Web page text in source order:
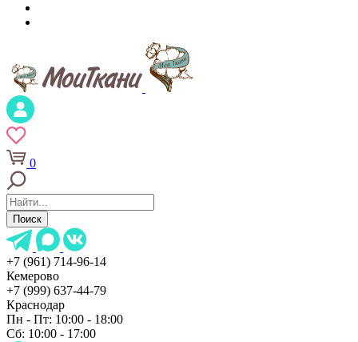
0
Поиск
+7 (961) 714-96-14
Кемерово
+7 (999) 637-44-79
Краснодар
Пн - Пт: 10:00 - 18:00
Сб: 10:00 - 17:00